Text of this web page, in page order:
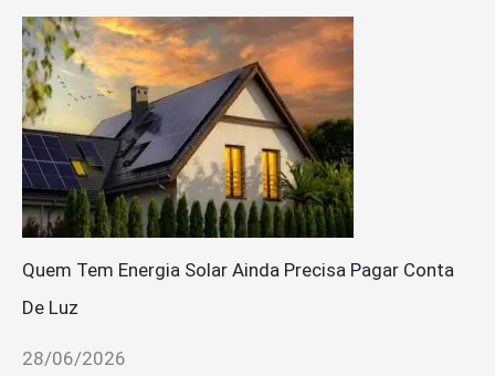
Quem Tem Energia Solar Ainda Precisa Pagar Conta
De Luz
28/06/2026